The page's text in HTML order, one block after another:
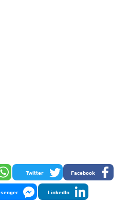
Facebook
Twitter
LinkedIn